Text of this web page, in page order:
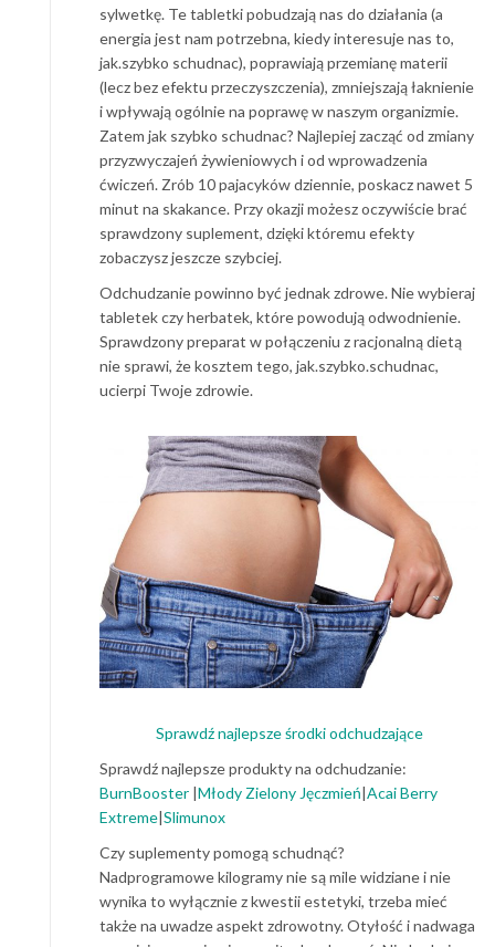
sylwetkę. Te tabletki pobudzają nas do działania (a
energia jest nam potrzebna, kiedy interesuje nas to,
jak.szybko schudnac), poprawiają przemianę materii
(lecz bez efektu przeczyszczenia), zmniejszają łaknienie
i wpływają ogólnie na poprawę w naszym organizmie.
Zatem jak szybko schudnac? Najlepiej zacząć od zmiany
przyzwyczajeń żywieniowych i od wprowadzenia
ćwiczeń. Zrób 10 pajacyków dziennie, poskacz nawet 5
minut na skakance. Przy okazji możesz oczywiście brać
sprawdzony suplement, dzięki któremu efekty
zobaczysz jeszcze szybciej.
Odchudzanie powinno być jednak zdrowe. Nie wybieraj
tabletek czy herbatek, które powodują odwodnienie.
Sprawdzony preparat w połączeniu z racjonalną dietą
nie sprawi, że kosztem tego, jak.szybko.schudnac,
ucierpi Twoje zdrowie.
Sprawdź najlepsze środki odchudzające
Sprawdź najlepsze produkty na odchudzanie:
BurnBooster |Młody Zielony Jęczmień|Acai Berry
Extreme|Slimunox
Czy suplementy pomogą schudnąć?
Nadprogramowe kilogramy nie są mile widziane i nie
wynika to wyłącznie z kwestii estetyki, trzeba mieć
także na uwadze aspekt zdrowotny. Otyłość i nadwaga